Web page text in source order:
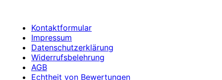
Kontaktformular
Impressum
Datenschutzerklärung
Widerrufsbelehrung
AGB
Echtheit von Bewertungen